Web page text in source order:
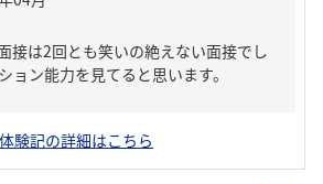
接は2回とも笑いの絶えない面接でし
ョン能力を見てると思います。
体験記の詳細はこちら